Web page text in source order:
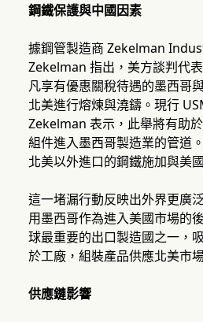
鋼鐵保護與中國因素
據鋼管製造商 Zekelman
Zekelman 指出，美方談判代
凡享有優惠關稅待遇的墨西哥
北美進行熔煉與澆鑄。現行
Zekelman 表示，此舉將有助
組件進入墨西哥製造業的管道
北美以外進口的鋼鐵施加與美
這一堵漏行動反映出外界更
用墨西哥作為進入美國市場的
球最重要的出口製造國之一，
於工廠，組裝產品供應北美市
供應鏈影響